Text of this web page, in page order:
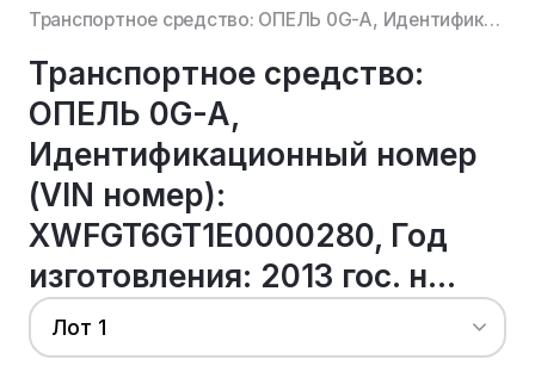
Транспортное средство: ОПЕЛЬ 0G-A, Идентификационный номер (VIN номер): XWFGT6GT1E0000280, Год изгот...
Транспортное средство:
ОПЕЛЬ 0G-A,
Идентификационный номер
(VIN номер):
XWFGT6GT1E0000280, Год
изготовления: 2013 гос. н...
Лот 1